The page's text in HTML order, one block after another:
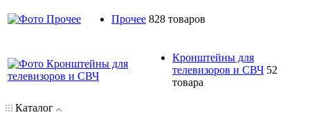
Прочее 828 товаров
Кронштейны для
телевизоров и СВЧ 52
товара
Каталог